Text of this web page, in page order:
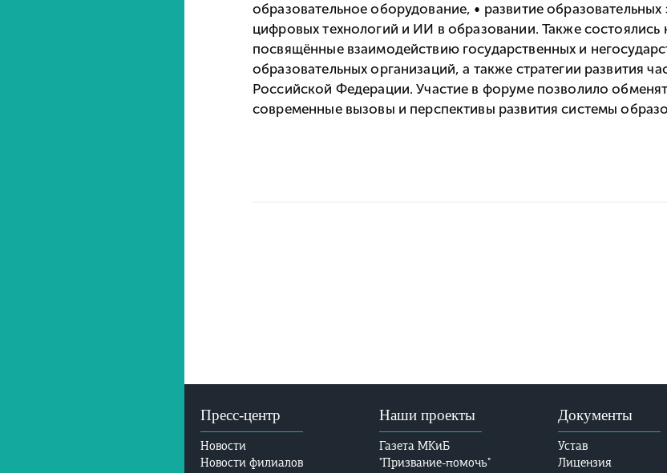
образовательное оборудование, • развитие образовательных
цифровых технологий и ИИ в образовании. Также состоялись
посвящённые взаимодействию государственных и
образовательных организаций, а также стратегии развития
Российской Федерации. Участие в форуме позволило
современные вызовы и перспективы развития системы
Пресс-центр
Новости
Новости филиалов
Наши проекты
Газета МКиБ
"Призвание-помочь"
Документы
Устав
Лицензия